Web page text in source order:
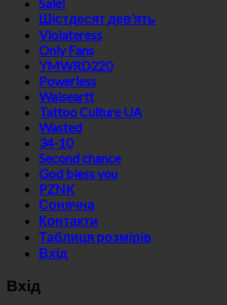
Шістдесят дев’ять
Violateress
Only Fans
YMWRD220
Powerless
Waiseartt
Tattoo Culture UA
Wasted
34-10
Second chance
God bless you
PZNK
Сонячна
Контакти
Таблиця розмірів
Вхід
Вхід